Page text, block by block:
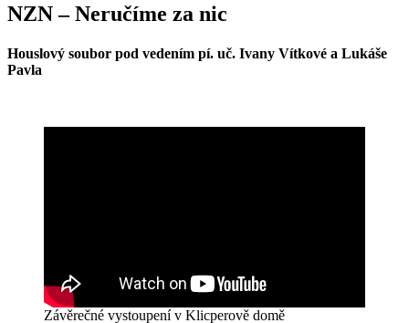
NZN – Neručíme za nic
Houslový soubor pod vedením pí. uč. Ivany Vítkové a Lukáše
Pavla
Závěrečné vystoupení v Klicperově domě